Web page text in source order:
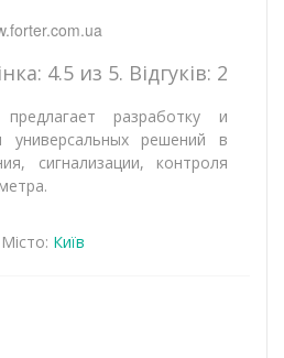
4.5 из 5. Відгуків: 2
разработку и
универсальных решений в
сигнализации, контроля
Місто: Київ